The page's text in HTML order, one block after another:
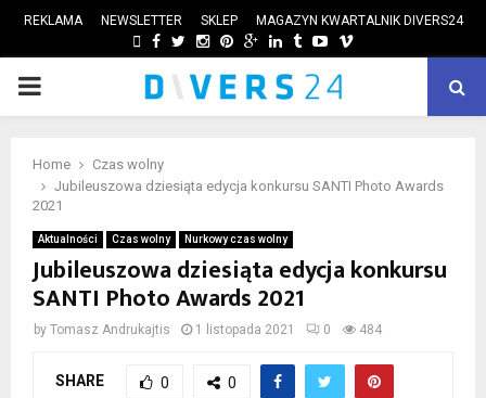
REKLAMA NEWSLETTER SKLEP MAGAZYN KWARTALNIK DIVERS24
FACEBOOK
TWITTER
INSTAGRAM
PINTEREST
GOOGLE
LINKEDIN
TUMBLRYOUTUBE
VIMEO
PRIMARY
Home
Czas wolny
Jubileuszowa dziesiąta edycja konkursu SANTI Photo Awards
2021
Aktualności Czas wolny Nurkowy czas wolny
Jubileuszowa dziesiąta edycja konkursu
SANTI Photo Awards 2021
by Tomasz Andrukajtis 1 listopada 2021 0 484
SHARE 0 0